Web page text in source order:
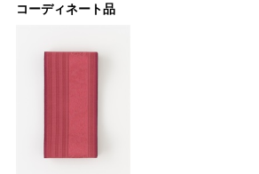
コーディネート品